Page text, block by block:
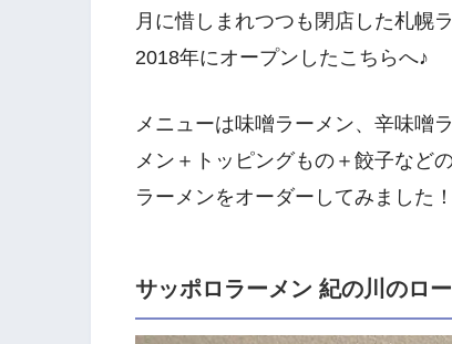
月に惜しまれつつも閉店した札幌
2018年にオープンしたこちらへ♪
メニューは味噌ラーメン、辛味噌
メン＋トッピングもの＋餃子など
ラーメンをオーダーしてみました！
サッポロラーメン 紀の川のロ